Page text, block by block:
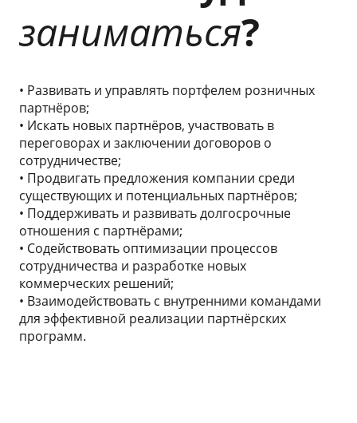
заниматься?
• Развивать и управлять портфелем розничных
партнёров;
• Искать новых партнёров, участвовать в
переговорах и заключении договоров о
сотрудничестве;
• Продвигать предложения компании среди
существующих и потенциальных партнёров;
• Поддерживать и развивать долгосрочные
отношения с партнёрами;
• Содействовать оптимизации процессов
сотрудничества и разработке новых
коммерческих решений;
• Взаимодействовать с внутренними командами
для эффективной реализации партнёрских
программ.